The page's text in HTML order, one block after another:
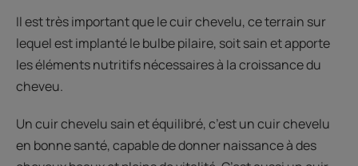
Il est très important que le cuir chevelu, ce terrain sur
lequel est implanté le bulbe pilaire, soit sain et apporte
les éléments nutritifs nécessaires à la croissance du
cheveu.
Un cuir chevelu sain et équilibré, c’est un cuir chevelu
en bonne santé, capable de donner naissance à des